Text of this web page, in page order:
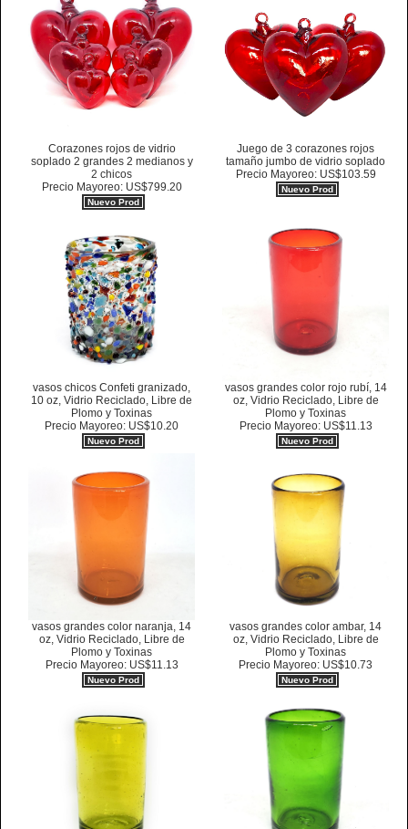
Corazones rojos de vidrio
soplado 2 grandes 2 medianos y
2 chicos
Precio Mayoreo: US$799.20
Nuevo Prod
Juego de 3 corazones rojos
tamaño jumbo de vidrio soplado
Precio Mayoreo: US$103.59
Nuevo Prod
vasos chicos Confeti granizado,
10 oz, Vidrio Reciclado, Libre de
Plomo y Toxinas
Precio Mayoreo: US$10.20
Nuevo Prod
vasos grandes color rojo rubí, 14
oz, Vidrio Reciclado, Libre de
Plomo y Toxinas
Precio Mayoreo: US$11.13
Nuevo Prod
vasos grandes color naranja, 14
oz, Vidrio Reciclado, Libre de
Plomo y Toxinas
Precio Mayoreo: US$11.13
Nuevo Prod
vasos grandes color ambar, 14
oz, Vidrio Reciclado, Libre de
Plomo y Toxinas
Precio Mayoreo: US$10.73
Nuevo Prod